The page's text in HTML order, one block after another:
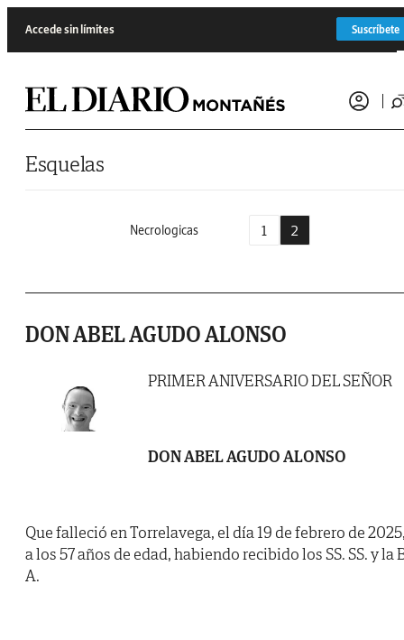
Accede sin límites Suscríbete
Esquelas
Necrologicas 1 2
DON ABEL AGUDO ALONSO
PRIMER ANIVERSARIO DEL SEÑOR
DON ABEL AGUDO ALONSO
Que falleció en Torrelavega, el día 19 de febrero de
a los 57 años de edad, habiendo recibido los SS. SS. y la
A.